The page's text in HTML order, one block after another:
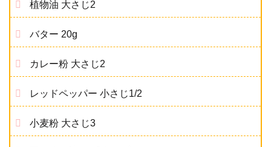
植物油 大さじ2
バター 20g
カレー粉 大さじ2
レッドペッパー 小さじ1/2
小麦粉 大さじ3